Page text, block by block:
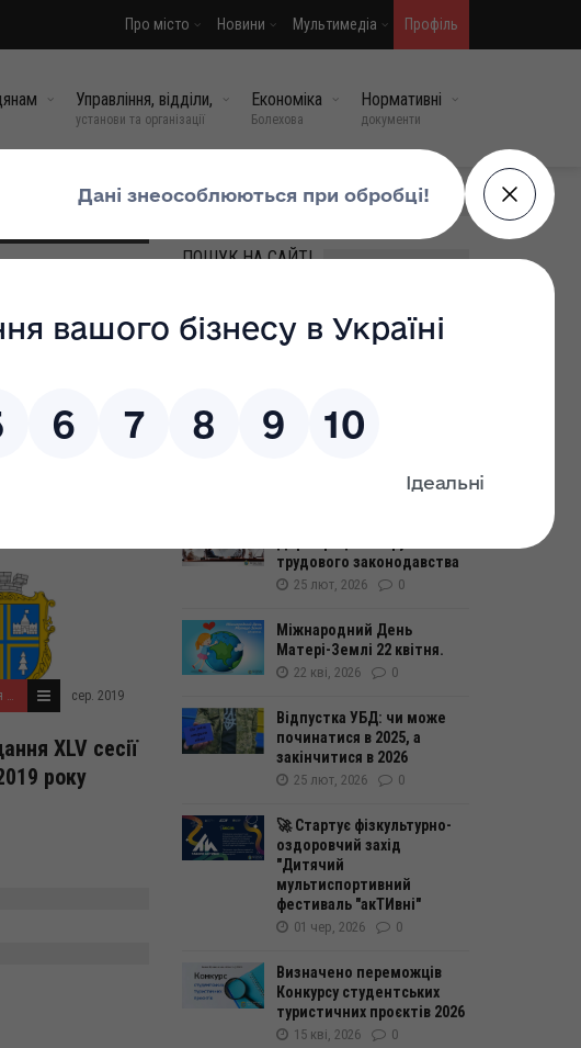
Про місто Новини Мультимедіа Профіль
Управління, відділи,
установи та організації
Економіка
Болехова
Нормативні
документи
року
скликання
Протоколи засідання сесій міської ради VII демократичного скликання сер. 2019
XLV сесії
року
МИ У СОЦМЕРЕЖАХ
ПОШУК НА САЙТІ
громадського обговорення
звіту з оцінки впливу на
трудового законодавства
25 лют, 2026 0
Міжнародний День
Матері-Землі 22 квітня.
22 кві, 2026 0
Відпустка УБД: чи може
починатися в 2025, а
закінчитися в 2026
25 лют, 2026 0
🚀 Стартує фізкультурно-
оздоровчий захід
"Дитячий
мультиспортивний
фестиваль "акТИвні"
01 чер, 2026 0
Визначено переможців
Конкурсу студентських
туристичних проєктів 2026
15 кві, 2026 0